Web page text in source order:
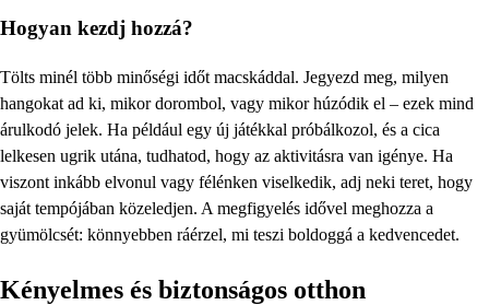
Hogyan kezdj hozzá?
Tölts minél több minőségi időt macskáddal. Jegyezd meg, milyen
hangokat ad ki, mikor dorombol, vagy mikor húzódik el – ezek mind
árulkodó jelek. Ha például egy új játékkal próbálkozol, és a cica
lelkesen ugrik utána, tudhatod, hogy az aktivitásra van igénye. Ha
viszont inkább elvonul vagy félénken viselkedik, adj neki teret, hogy
saját tempójában közeledjen. A megfigyelés idővel meghozza a
gyümölcsét: könnyebben ráérzel, mi teszi boldoggá a kedvencedet.
Kényelmes és biztonságos otthon